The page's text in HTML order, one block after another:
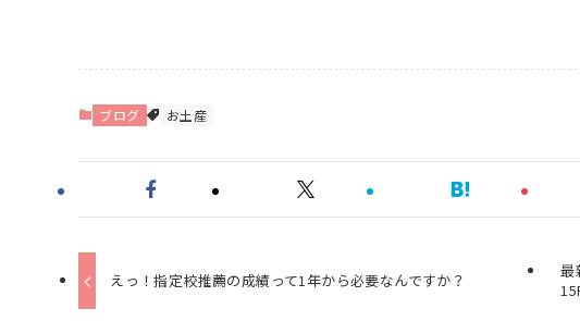
ブログ お土産
えっ！指定校推薦の成績って1年から必要なんですか？
最